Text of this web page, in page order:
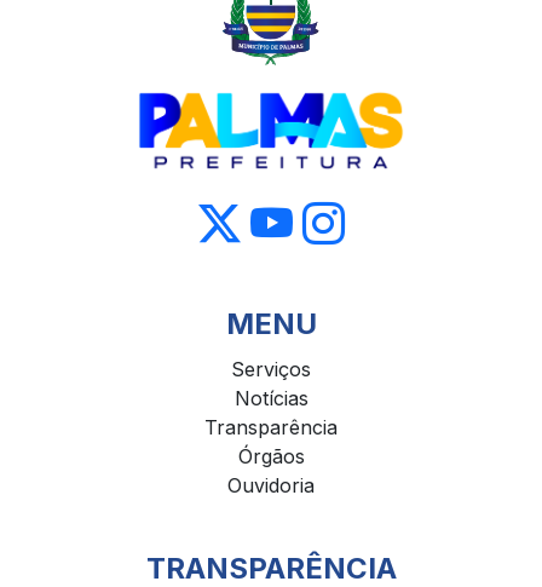
MENU
Serviços
Notícias
Transparência
Órgãos
Ouvidoria
TRANSPARÊNCIA